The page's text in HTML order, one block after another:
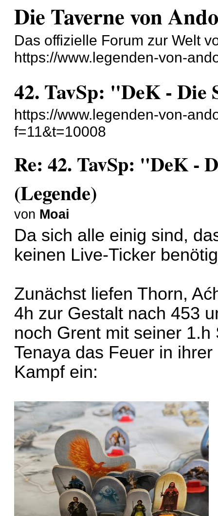
Die Taverne von
Das offizielle Forum zur Welt
https://www.legenden-von-
42. TavSp: "DeK -
https://www.legenden-von-
f=11&t=10008
Re: 42. TavSp: "DeK -
(Legende)
von Moai
Da sich alle einig sind,
keinen Live-Ticker
Zunächst liefen Thorn,
4h zur Gestalt nach 453
noch Grent mit seiner
Tenaya das Feuer in
Kampf ein: